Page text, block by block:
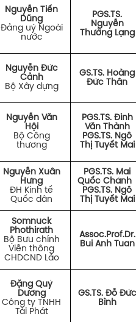
Nguyễn Tiến
Dũng
Đảng uỷ Ngoài
nước
PGS.TS.
Nguyễn
Thường Lạng
Nguyễn Đức
Cảnh
Bộ Xây dựng
GS.TS. Hoàng
Đức Thân
Nguyễn Văn
Hội
Bộ Công
thương
PGS.TS. Đinh
Văn Thành
PGS.TS. Ngô
Thị Tuyết Mai
Nguyễn Xuân
Hưng
ĐH Kinh tế
Quốc dân
PGS.TS. Mai
Quốc Chánh
PGS.TS. Ngô
Thị Tuyết Mai
Somnuck
Phothirath
Bộ Bưu chính
Viễn thông
CHDCND Lào
Assoc.Prof.Dr.
Bui Anh Tuan
Đặng Quý
Dương
Công ty TNHH
Tài Phát
GS.TS. Đỗ Đức
Bình